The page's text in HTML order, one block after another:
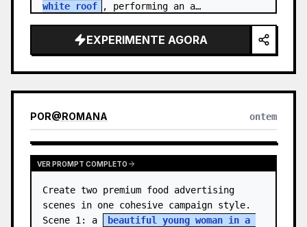
white roof
, performing an a…
EXPERIMENTE AGORA
POR@ROMANA ontem
VER PROMPT COMPLETO
Create two premium food advertising
scenes in one cohesive campaign style.
Scene 1: a
beautiful young woman in a